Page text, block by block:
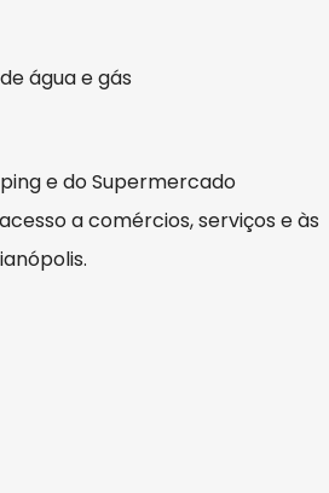
água e gás
e do Supermercado
a comércios, serviços e às